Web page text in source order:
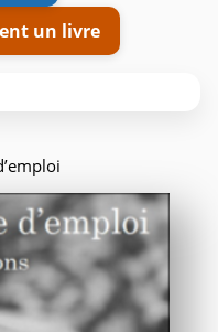
un livre